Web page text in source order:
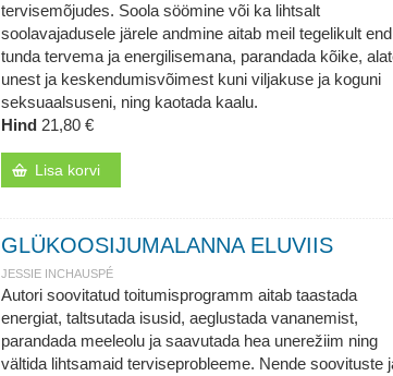
tervisemõjudes. Soola söömine või ka lihtsalt
soolavajadusele järele andmine aitab meil tegelikult end
tunda tervema ja energilisemana, parandada kõike,
unest ja keskendumisvõimest kuni viljakuse ja koguni
seksuaalsuseni, ning kaotada kaalu.
Hind 21,80 €
Lisa korvi
GLÜKOOSIJUMALANNA ELUVIIS
JESSIE INCHAUSPÉ
Autori soovitatud toitumisprogramm aitab taastada
energiat, taltsutada isusid, aeglustada vananemist,
parandada meeleolu ja saavutada hea unerežiim ning
vältida lihtsamaid terviseprobleeme. Nende soovituste